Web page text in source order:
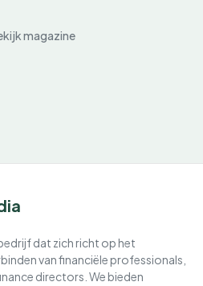
magazine
dat zich richt op het
van financiële professionals,
directors. We bieden